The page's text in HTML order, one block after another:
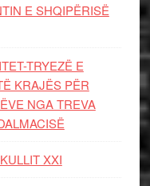
E SHQIPËRISË
TRYEZË E
KRAJËS PËR
NGA TREVA
XXI